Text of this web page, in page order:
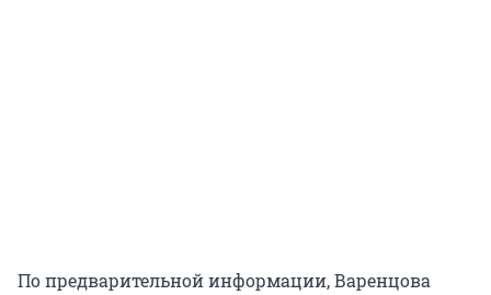
По предварительной информации, Варенцова